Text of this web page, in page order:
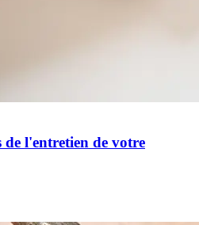
de l'entretien de votre